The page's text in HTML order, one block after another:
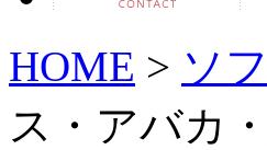
HOME > ソ
ス・アバカ